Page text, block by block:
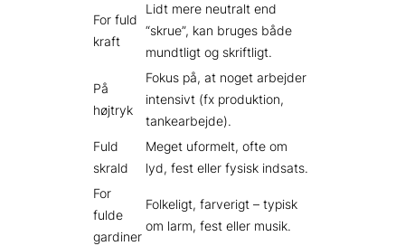
For fuld
kraft
Lidt mere neutralt end
“skrue”, kan bruges både
mundtligt og skriftligt.
På
højtryk
Fokus på, at noget arbejder
intensivt (fx produktion,
tankearbejde).
Fuld
skrald
Meget uformelt, ofte om
lyd, fest eller fysisk indsats.
For
fulde
gardiner
Folkeligt, farverigt – typisk
om larm, fest eller musik.